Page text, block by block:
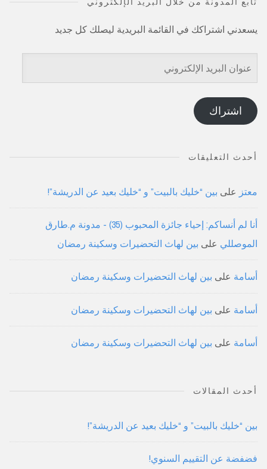
يسعدني اشتراكك في القائمة البريدية ليصلك كل جديد
عنوان
البريد
الإلكتروني
اشتراك
أحدث التعليقات
معتز على بين “خليك بالبيت” و “خليك بعيد عن الدريشة”!
أنا لم أنساكم: إحياء جائزة المحبوب (35) - مدونة م.طارق
الموصللي على بين لهاث التحضيرات وسكينة رمضان
أسامة على بين لهاث التحضيرات وسكينة رمضان
أسامة على بين لهاث التحضيرات وسكينة رمضان
أسامة على بين لهاث التحضيرات وسكينة رمضان
أحدث المقالات
بين “خليك بالبيت” و “خليك بعيد عن الدريشة”!
فضفضة عن التقييم السنوي!